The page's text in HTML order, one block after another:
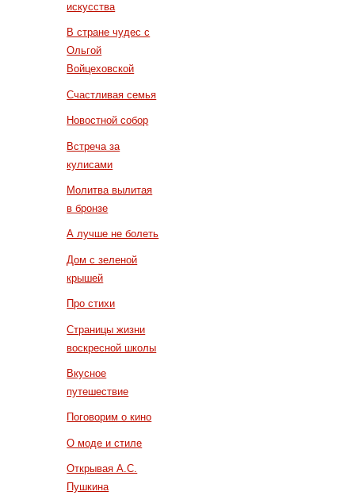
искусства
В стране чудес с
Ольгой
Войцеховской
Счастливая семья
Новостной собор
Встреча за
кулисами
Молитва вылитая
в бронзе
А лучше не болеть
Дом с зеленой
крышей
Про стихи
Страницы жизни
воскресной школы
Вкусное
путешествие
Поговорим о кино
О моде и стиле
Открывая А.С.
Пушкина